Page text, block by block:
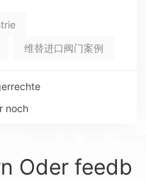
维替进口阀门案例
noch
Oder feedb